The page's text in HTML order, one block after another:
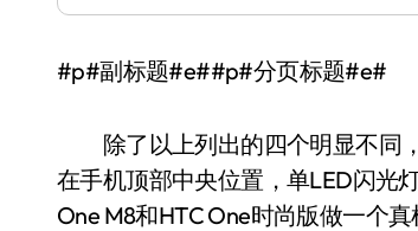
#p#副标题#e##p#分页标题#e#
除了以上列出的四个明显不同，
在手机顶部中央位置，单LED闪光
One M8和HTC One时尚版做一个